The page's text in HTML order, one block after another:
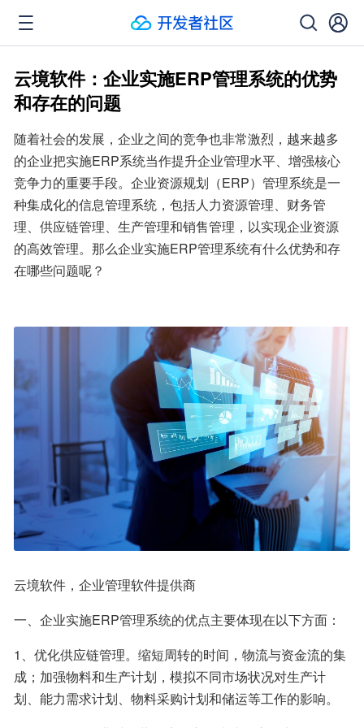
云境软件：企业实施ERP管理系统的优势
和存在的问题
随着社会的发展，企业之间的竞争也非常激烈，越来越多
的企业把实施ERP系统当作提升企业管理水平、增强核心
竞争力的重要手段。企业资源规划（ERP）管理系统是一
种集成化的信息管理系统，包括人力资源管理、财务管
理、供应链管理、生产管理和销售管理，以实现企业资源
的高效管理。那么企业实施ERP管理系统有什么优势和存
在哪些问题呢？
云境软件，企业管理软件提供商
一、企业实施ERP管理系统的优点主要体现在以下方面：
1、优化供应链管理。缩短周转的时间，物流与资金流的集
成；加强物料和生产计划，模拟不同市场状况对生产计
划、能力需求计划、物料采购计划和储运等工作的影响。